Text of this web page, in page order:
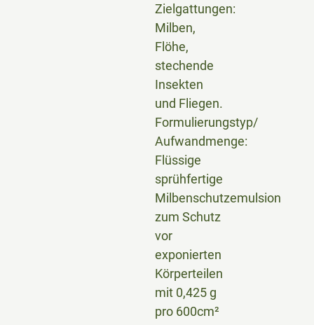
Zielgattungen:
Milben,
Flöhe,
stechende
Insekten
und Fliegen.
Formulierungstyp/
Aufwandmenge:
Flüssige
sprühfertige
Milbenschutzemulsion
zum Schutz
vor
exponierten
Körperteilen
mit 0,425 g
pro 600cm²